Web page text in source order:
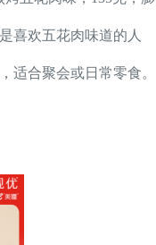
喜欢五花肉味道的人
适合聚会或日常零食。